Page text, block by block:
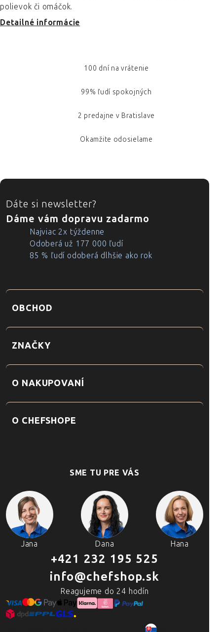
polievok či omáčok.
Detailné informácie
100 dní na vrátenie
99% ľudí spokojných
2 predajne v Bratislave
Okamžite odosielame
ZÁPÄTIE
Dáte si newsletter?
Dáme vám dopravu zadarmo
Najviac 2x týždenne
Odoberá už 177 000 ľudí
85 % ľudí odoberá dlhšie ako rok
OBCHOD
ZNAČKY
O NAKUPOVANÍ
O CHEFSHOPE
SME TU PRE VÁS
Jana Dana Hana
+421 232 195 525
info@chefshop.sk
Reagujeme do 24 hodín